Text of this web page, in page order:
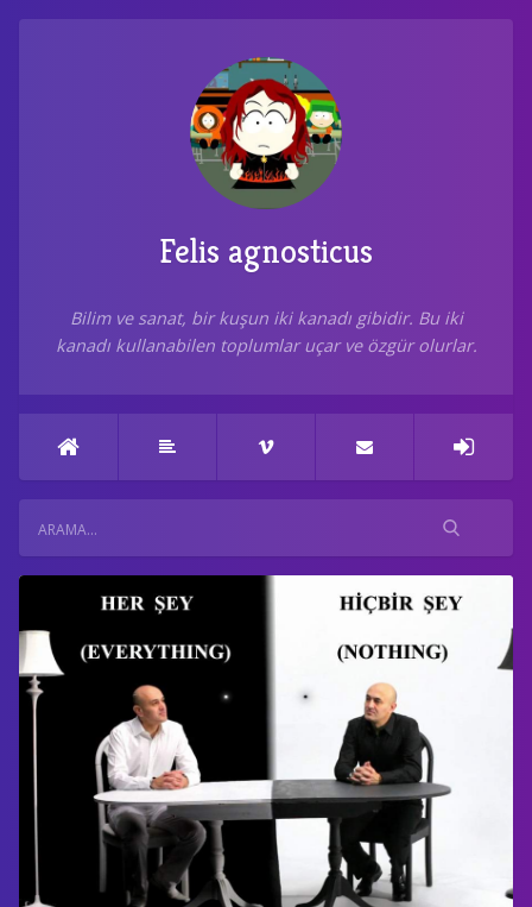
Felis agnosticus
Bilim ve sanat, bir kuşun iki kanadı gibidir. Bu iki
kanadı kullanabilen toplumlar uçar ve özgür olurlar.